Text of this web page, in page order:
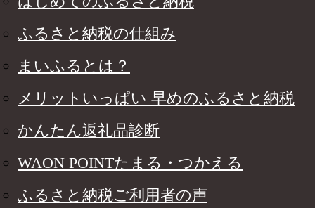
ふるさと納税の仕組み
まいふるとは？
メリットいっぱい 早めのふるさと納税
かんたん返礼品診断
WAON POINTたまる・つかえる
ふるさと納税ご利用者の声